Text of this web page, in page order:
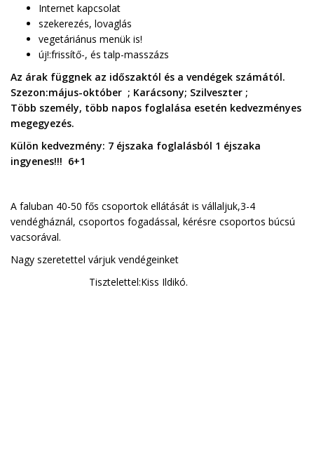
Internet kapcsolat
szekerezés, lovaglás
vegetáriánus menük is!
új!:frissítő-, és talp-masszázs
Az árak függnek az időszaktól és a vendégek számától.
Szezon:május-október ; Karácsony; Szilveszter ;
Több személy, több napos foglalása esetén kedvezményes
megegyezés.
Külön kedvezmény: 7 éjszaka foglalásból 1 éjszaka
ingyenes!!! 6+1
A faluban 40-50 fős csoportok ellátását is vállaljuk,3-4
vendégháznál, csoportos fogadással, kérésre csoportos búcsú
vacsorával.
Nagy szeretettel várjuk vendégeinket
Tisztelettel:Kiss Ildikó.